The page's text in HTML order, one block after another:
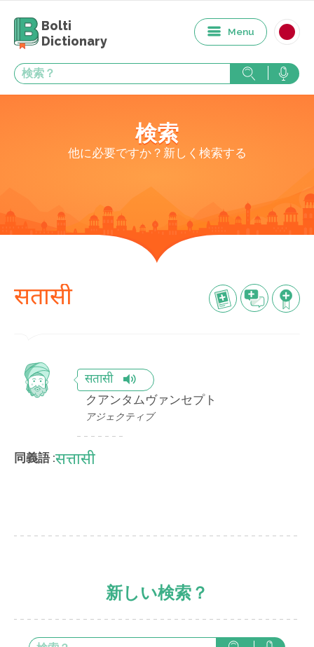
Bolti
Dictionary
Menu
検索
他に必要ですか？新しく検索する
सतासी
सतासी
クアンタムヴァンセプト
アジェクティブ
同義語 :सत्तासी
新しい検索？